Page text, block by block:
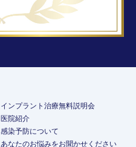
インプラント治療無料説明会
医院紹介
感染予防について
あなたのお悩みをお聞かせください